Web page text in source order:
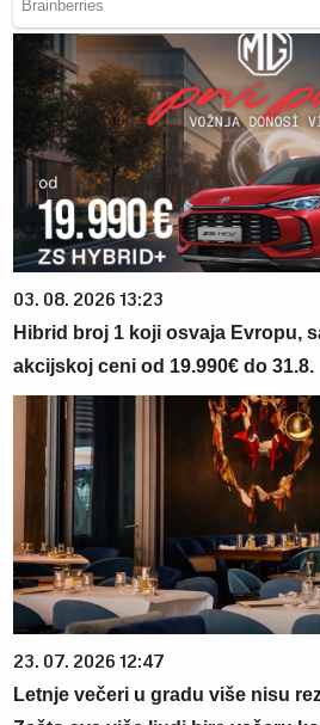
03. 08. 2026 13:23
Hibrid broj 1 koji osvaja Evropu,
akcijskoj ceni od 19.990€ do 31.8.
23. 07. 2026 12:47
Letnje večeri u gradu više nisu